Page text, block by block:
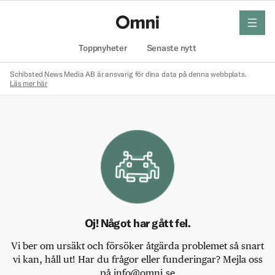
Toppnyheter Senaste nytt
meny
Schibsted News Media AB är ansvarig för dina data på denna webbplats.
Läs mer här
Oj! Något har gått fel.
Vi ber om ursäkt och försöker åtgärda problemet så snart
vi kan, håll ut! Har du frågor eller funderingar? Mejla oss